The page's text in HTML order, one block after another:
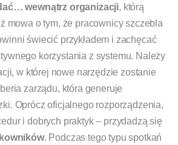
wewnątrz organizacji, którą
mowa o tym, że pracownicy szczebla
świecić przykładem i zachęcać
korzystania z systemu. Należy
w której nowe narzędzie zostanie
zarządu, która generuje
Oprócz oficjalnego rozporządzenia,
i dobrych praktyk – przydadzą się
. Podczas tego typu spotkań